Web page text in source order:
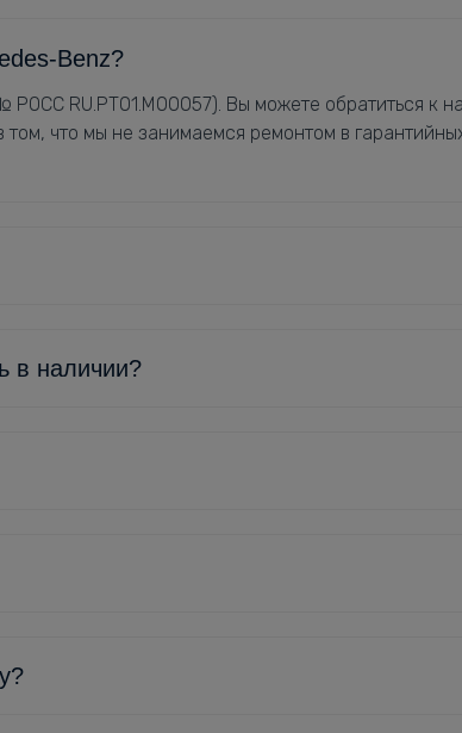
Benz?
RU.РТ01.М00057). Вы можете обратиться к
что мы не занимаемся ремонтом в
в наличии?